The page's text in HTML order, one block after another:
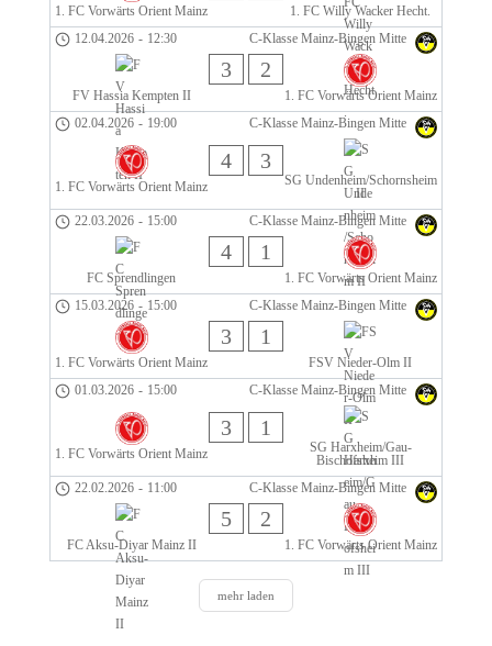
1. FC Vorwärts Orient Mainz
1. FC Willy Wacker Hecht.
C-Klasse Mainz-Bingen Mitte
12.04.2026 - 12:30
FV Hassia Kempten II
3 2
1. FC Vorwärts Orient Mainz
C-Klasse Mainz-Bingen Mitte
02.04.2026 - 19:00
1. FC Vorwärts Orient Mainz
4 3
SG Undenheim/Schornsheim
II
C-Klasse Mainz-Bingen Mitte
22.03.2026 - 15:00
FC Sprendlingen
4 1
1. FC Vorwärts Orient Mainz
C-Klasse Mainz-Bingen Mitte
15.03.2026 - 15:00
1. FC Vorwärts Orient Mainz
3 1
FSV Nieder-Olm II
C-Klasse Mainz-Bingen Mitte
01.03.2026 - 15:00
1. FC Vorwärts Orient Mainz
3 1
SG Harxheim/Gau-
Bischofsheim III
C-Klasse Mainz-Bingen Mitte
22.02.2026 - 11:00
FC Aksu-Diyar Mainz II
5 2
1. FC Vorwärts Orient Mainz
mehr laden